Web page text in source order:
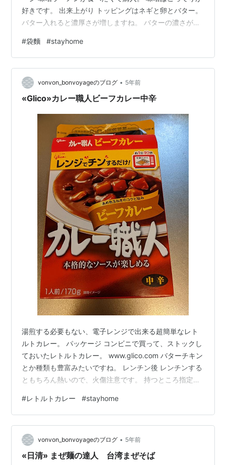
好きです。 出来上がり トッピングはネギと卵とバター。
バター入れると濃厚さが増しますね。 バターの濃さが買
まいました。
#袋麵 #stayhome
vonvon_bonvoyageのブログ • 5年前
«Glico»カレー職人ビーフカレー中辛
湯煎する必要もない、電子レンジで出来る超簡単なレト
ルトカレー。 パッケージ コンビニで買って、ストックし
ておいたレトルトカレー。 www.glico.com バターチキン
とか種類も豊富みたいですね。 レンチン後 レンチンする
ともちろん熱いので、火傷注意です。 持つところ指定さ
普通。 でも、最高に簡単！！ ストックするにはいいな、
と思いました。
#レトルトカレー #stayhome
vonvon_bonvoyageのブログ • 5年前
«日清» まぜ麺の達人 台湾まぜそば